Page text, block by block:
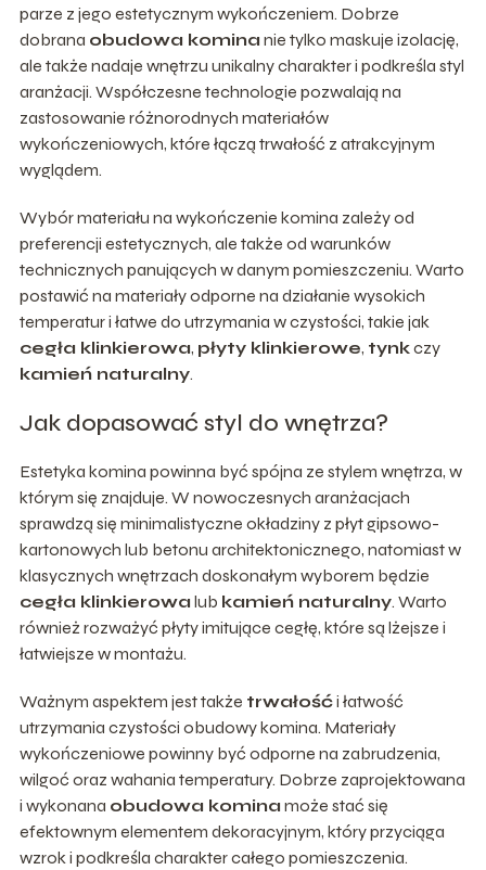
parze z jego estetycznym wykończeniem. Dobrze
dobrana obudowa komina nie tylko maskuje izolację,
ale także nadaje wnętrzu unikalny charakter i podkreśla styl
aranżacji. Współczesne technologie pozwalają na
zastosowanie różnorodnych materiałów
wykończeniowych, które łączą trwałość z atrakcyjnym
wyglądem.
Wybór materiału na wykończenie komina zależy od
preferencji estetycznych, ale także od warunków
technicznych panujących w danym pomieszczeniu. Warto
postawić na materiały odporne na działanie wysokich
temperatur i łatwe do utrzymania w czystości, takie jak
cegła klinkierowa, płyty klinkierowe, tynkczy
kamień naturalny.
Jak dopasować styl do wnętrza?
Estetyka komina powinna być spójna ze stylem wnętrza, w
którym się znajduje. W nowoczesnych aranżacjach
sprawdzą się minimalistyczne okładziny z płyt gipsowo-
kartonowych lub betonu architektonicznego, natomiast w
klasycznych wnętrzach doskonałym wyborem będzie
cegła klinkierowa lub kamień naturalny. Warto
również rozważyć płyty imitujące cegłę, które są lżejsze i
łatwiejsze w montażu.
Ważnym aspektem jest także trwałośći łatwość
utrzymania czystości obudowy komina. Materiały
wykończeniowe powinny być odporne na zabrudzenia,
wilgoć oraz wahania temperatury. Dobrze zaprojektowana
i wykonana obudowa komina może stać się
efektownym elementem dekoracyjnym, który przyciąga
wzrok i podkreśla charakter całego pomieszczenia.